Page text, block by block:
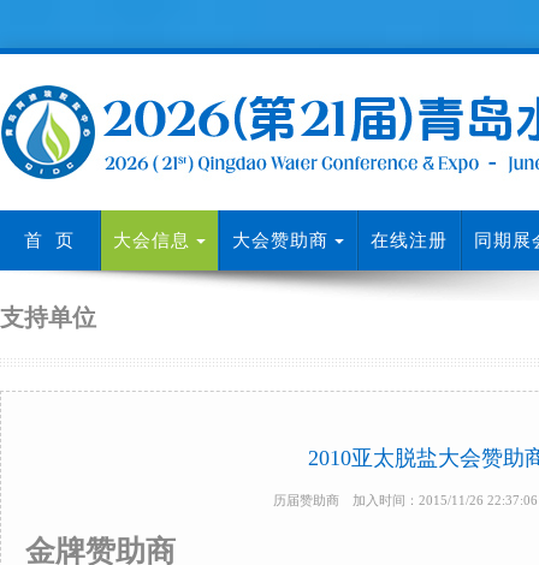
首 页 大会信息 大会赞助商 在线注册 同期
支持单位
2010亚太脱盐大会赞助
历届赞助商 加入时间：2015/11/26
金牌赞助商